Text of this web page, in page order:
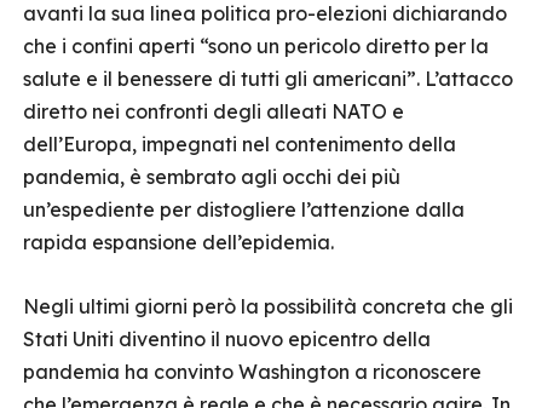
avanti la sua linea politica pro-elezioni dichiarando
che i confini aperti “sono un pericolo diretto per la
salute e il benessere di tutti gli americani”. L’attacco
diretto nei confronti degli alleati NATO e
dell’Europa, impegnati nel contenimento della
pandemia, è sembrato agli occhi dei più
un’espediente per distogliere l’attenzione dalla
rapida espansione dell’epidemia.
Negli ultimi giorni però la possibilità concreta che gli
Stati Uniti diventino il nuovo epicentro della
pandemia ha convinto Washington a riconoscere